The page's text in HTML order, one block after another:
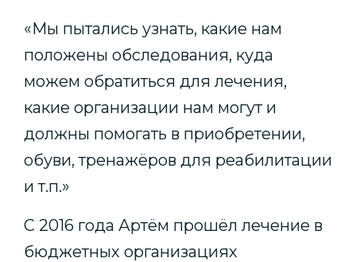
«Мы пытались узнать, какие нам
положены обследования, куда
можем обратиться для лечения,
какие организации нам могут и
должны помогать в приобретении,
обуви, тренажёров для реабилитации
и т.п.»
С 2016 года Артём прошёл лечение в
бюджетных организациях